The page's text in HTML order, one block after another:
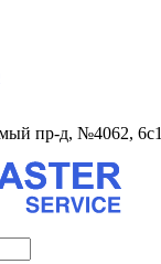
пр-д, №4062, 6с1